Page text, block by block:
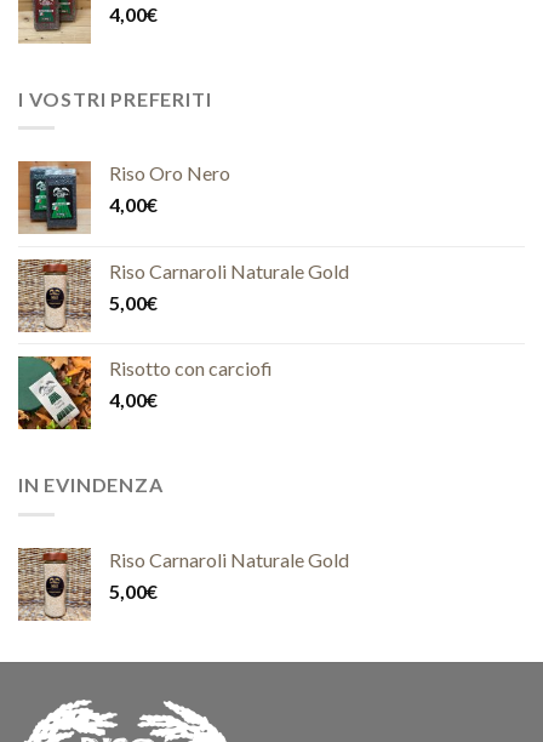
4,00€
I VOSTRI PREFERITI
Riso Oro Nero
4,00€
Riso Carnaroli Naturale Gold
5,00€
Risotto con carciofi
4,00€
IN EVINDENZA
Riso Carnaroli Naturale Gold
5,00€